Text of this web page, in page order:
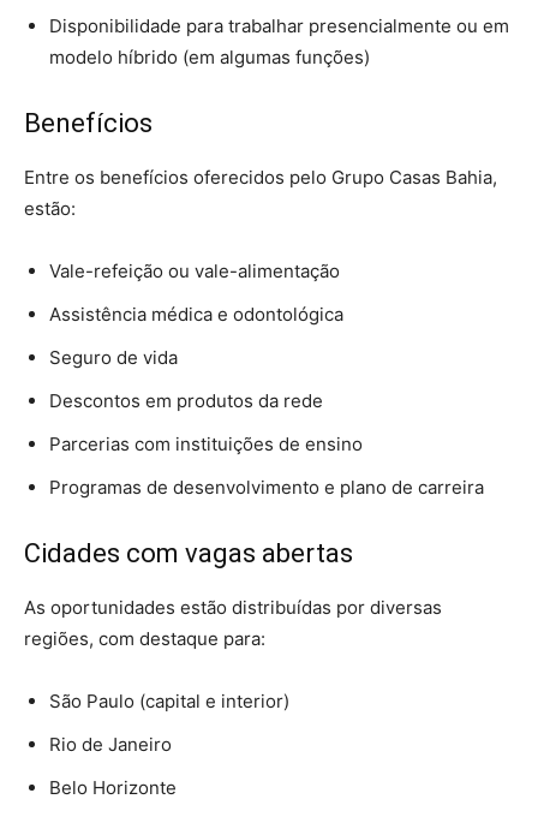
Disponibilidade para trabalhar presencialmente ou em
modelo híbrido (em algumas funções)
Benefícios
Entre os benefícios oferecidos pelo Grupo Casas Bahia,
estão:
Vale-refeição ou vale-alimentação
Assistência médica e odontológica
Seguro de vida
Descontos em produtos da rede
Parcerias com instituições de ensino
Programas de desenvolvimento e plano de carreira
Cidades com vagas abertas
As oportunidades estão distribuídas por diversas
regiões, com destaque para:
São Paulo (capital e interior)
Rio de Janeiro
Belo Horizonte